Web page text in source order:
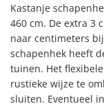
Kastanje
460 cm. De extra 3
naar centimeters
schapenhek heeft
tuinen. Het
rustieke wijze te
sluiten. Eventueel